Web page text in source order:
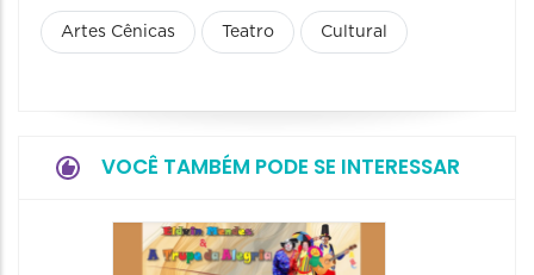
Artes Cênicas Teatro Cultural
VOCÊ TAMBÉM PODE SE INTERESSAR